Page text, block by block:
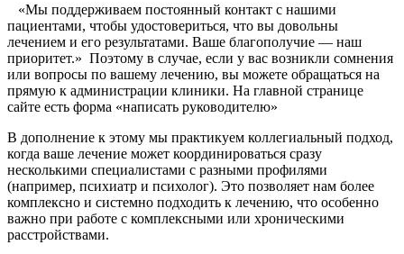
«Мы поддерживаем постоянный контакт с нашими
пациентами, чтобы удостовериться, что вы довольны
лечением и его результатами. Ваше благополучие — наш
приоритет.» Поэтому в случае, если у вас возникли сомнения
или вопросы по вашему лечению, вы можете обращаться на
прямую к администрации клиники. На главной странице
сайте есть форма «написать руководителю»
В дополнение к этому мы практикуем коллегиальный подход,
когда ваше лечение может координироваться сразу
несколькими специалистами с разными профилями
(например, психиатр и психолог). Это позволяет нам более
комплексно и системно подходить к лечению, что особенно
важно при работе с комплексными или хроническими
расстройствами.